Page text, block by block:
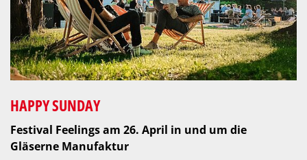
HAPPY SUNDAY
Festival Feelings am 26. April in und um die
Gläserne Manufaktur